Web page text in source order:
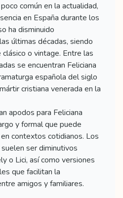
común en la actualidad,
en España durante los
ha disminuido
últimas décadas, siendo
o vintage. Entre las
se encuentran Feliciana
española del siglo
cristiana venerada en la
apodos para Feliciana
y formal que puede
contextos cotidianos. Los
ser diminutivos
o Lici, así como versiones
que facilitan la
amigos y familiares.